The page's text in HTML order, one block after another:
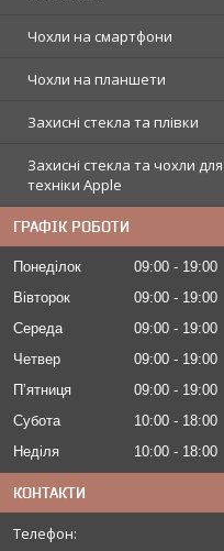
Чохли на смартфони
Чохли на планшети
Захисні стекла та плівки
Захисні стекла та чохли для
техніки Apple
ГРАФІК РОБОТИ
Понеділок 09:00
19:00
Вівторок
09:00
19:00
Середа
09:00
19:00
Четвер
09:00
19:00
Пʼятниця
09:00
19:00
Субота
10:00
18:00
Неділя
10:00 18:00
КОНТАКТИ